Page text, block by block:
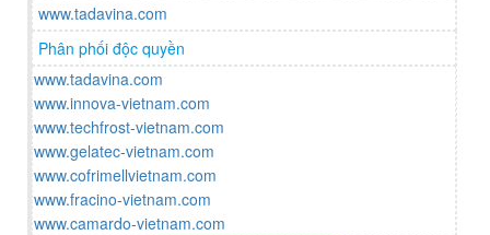
www.tadavina.com
Phân phối độc quyền
www.tadavina.com
www.innova-vietnam.com
www.techfrost-vietnam.com
www.gelatec-vietnam.com
www.cofrimellvietnam.com
www.fracino-vietnam.com
www.camardo-vietnam.com